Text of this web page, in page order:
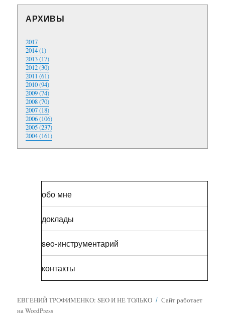
АРХИВЫ
2017
2014 (1)
2013 (17)
2012 (30)
2011 (61)
2010 (94)
2009 (74)
2008 (70)
2007 (18)
2006 (106)
2005 (237)
2004 (161)
обо мне
доклады
seo-инструментарий
контакты
ЕВГЕНИЙ ТРОФИМЕНКО: SEO И НЕ ТОЛЬКО
Сайт работает
на WordPress